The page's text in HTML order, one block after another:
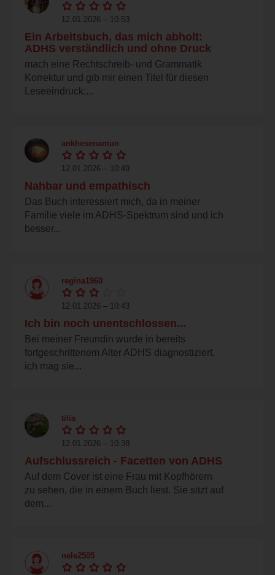
12.01.2026 – 10:53
Ein Arbeitsbuch, das mich abholt:
ADHS verständlich und ohne Druck
mach eine Rechtschreib- und Grammatik
Korrektur und gib mir einen Titel für diesen
Leseeindruck:...
ankhesenamun
12.01.2026 – 10:49
Nahbar und empathisch
Das Buch interessiert mich, da in meiner
Familie viele im ADHS-Spektrum sind und ich
besser...
regina1960
12.01.2026 – 10:43
Ich bin noch unentschlossen...
Bei meiner Freundin wurde in bereits
fortgeschrittenem Alter ADHS diagnostiziert,
ich mag sie...
tilia
12.01.2026 – 10:38
Aufschlussreich - Facetten von ADHS
Auf dem Cover ist eine Frau mit Kopfhörern
zu sehen, die in einem Buch liest. Sie sitzt auf
dem...
nele2505